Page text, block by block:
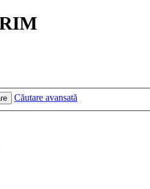
Căutare avansată